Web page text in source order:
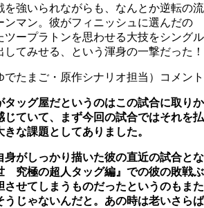
を強いられながらも、なんとか逆転の流
ンマン。彼がフィニッシュに選んだの
ツープラトンを思わせる大技をシングル
てみせる、という渾身の一撃だった！
でたまご・原作シナリオ担当）コメント
タッグ屋だというのはこの試合に取りか
じていて、まず今回の試合ではそれを払
な課題としてありました。
身がしっかり描いた彼の直近の試合とな
究極の超人タッグ編』での彼の敗戦ぶ
させてしまうものだったというのもまた
うじゃないんだと。あの時は老いさらば